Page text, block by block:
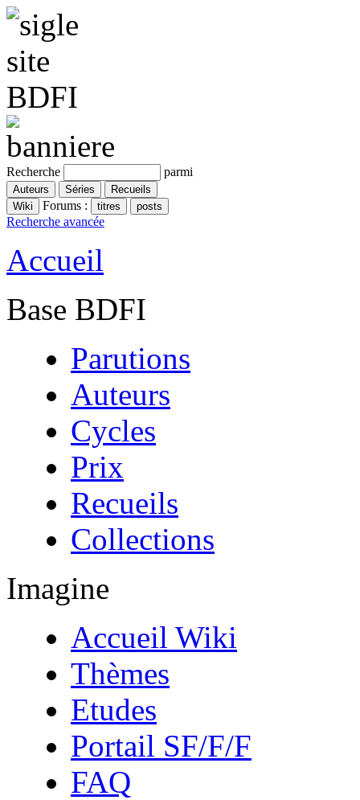
Recherche parmi
Forums :
Recherche avancée
Accueil
Base BDFI
Parutions
Auteurs
Cycles
Prix
Recueils
Collections
Imagine
Accueil Wiki
Thèmes
Etudes
Portail SF/F/F
FAQ